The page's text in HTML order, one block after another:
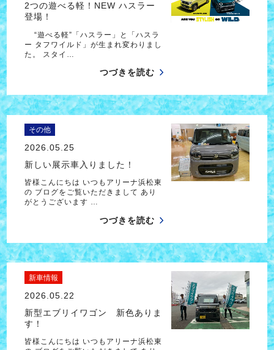
2つの遊べる軽！NEW ハスラー
登場！
“遊べる軽”「ハスラー」と「ハスラ
ー タフワイルド」が生まれ変わりまし
た。 スタイ…
つづきを読む
その他
2026.05.25
新しい展示車入りました！
皆様こんにちは いつもアリーナ浜松東
の ブログをご覧いただきまして あり
がとうございます …
つづきを読む
新車情報
2026.05.22
新型エブリイワゴン 新色ありま
す！
皆様こんにちは いつもアリーナ浜松東